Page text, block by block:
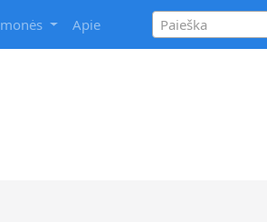
Apie Paieška